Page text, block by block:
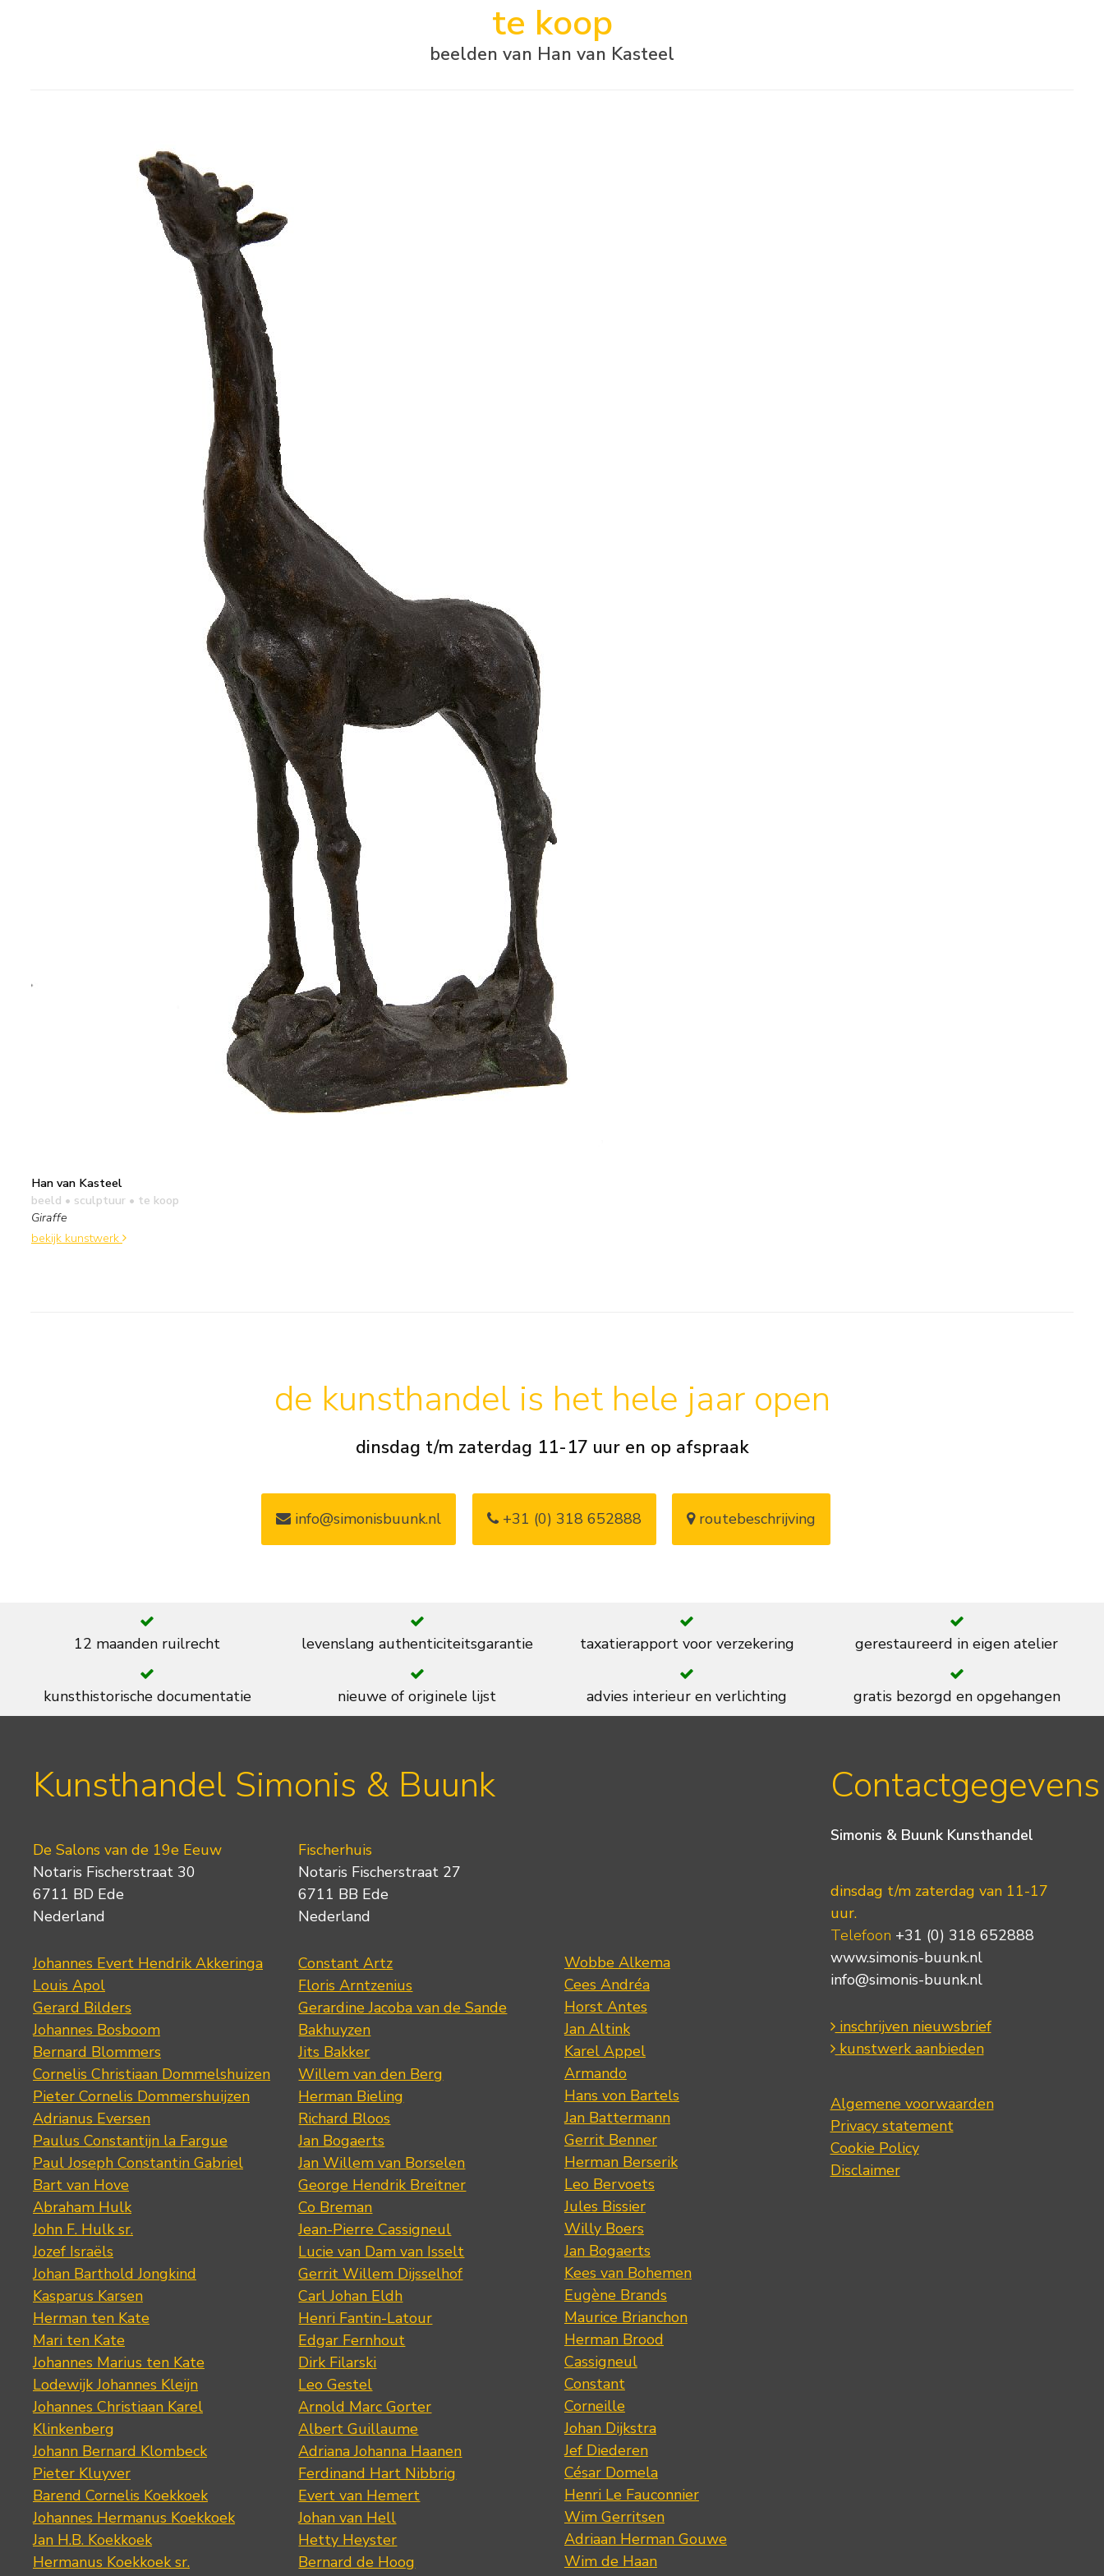
te koop
beelden van Han van Kasteel
Han van Kasteel
beeld • sculptuur • te koop
Giraffe
bekijk kunstwerk
de kunsthandel is het hele jaar open
dinsdag t/m zaterdag 11-17 uur en op afspraak
info@simonisbuunk.nl +31 (0) 318 652888 routebeschrijving
12 maanden ruilrecht levenslang authenticiteitsgarantie taxatierapport voor verzekering gerestaureerd in eigen atelier
kunsthistorische documentatie nieuwe of originele lijst advies interieur en verlichting gratis bezorgd en opgehangen
Kunsthandel Simonis & Buunk
De Salons van de 19e Eeuw
Notaris Fischerstraat 30
6711 BD Ede
Nederland
Johannes Evert Hendrik Akkeringa
Louis Apol
Gerard Bilders
Johannes Bosboom
Bernard Blommers
Cornelis Christiaan Dommelshuizen
Pieter Cornelis Dommershuijzen
Adrianus Eversen
Paulus Constantijn la Fargue
Paul Joseph Constantin Gabriel
Bart van Hove
Abraham Hulk
John F. Hulk sr.
Jozef Israëls
Johan Barthold Jongkind
Kasparus Karsen
Herman ten Kate
Mari ten Kate
Johannes Marius ten Kate
Lodewijk Johannes Kleijn
Johannes Christiaan Karel
Klinkenberg
Johann Bernard Klombeck
Pieter Kluyver
Barend Cornelis Koekkoek
Johannes Hermanus Koekkoek
Jan H.B. Koekkoek
Hermanus Koekkoek sr.
Fischerhuis
Notaris Fischerstraat 27
6711 BB Ede
Nederland
Constant Artz
Floris Arntzenius
Gerardine Jacoba van de Sande
Bakhuyzen
Jits Bakker
Willem van den Berg
Herman Bieling
Richard Bloos
Jan Bogaerts
Jan Willem van Borselen
George Hendrik Breitner
Co Breman
Jean-Pierre Cassigneul
Lucie van Dam van Isselt
Gerrit Willem Dijsselhof
Carl Johan Eldh
Henri Fantin-Latour
Edgar Fernhout
Dirk Filarski
Leo Gestel
Arnold Marc Gorter
Albert Guillaume
Adriana Johanna Haanen
Ferdinand Hart Nibbrig
Evert van Hemert
Johan van Hell
Hetty Heyster
Bernard de Hoog
Wobbe Alkema
Cees Andréa
Horst Antes
Jan Altink
Karel Appel
Armando
Hans von Bartels
Jan Battermann
Gerrit Benner
Herman Berserik
Leo Bervoets
Jules Bissier
Willy Boers
Jan Bogaerts
Kees van Bohemen
Eugène Brands
Maurice Brianchon
Herman Brood
Cassigneul
Constant
Corneille
Johan Dijkstra
Jef Diederen
César Domela
Henri Le Fauconnier
Wim Gerritsen
Adriaan Herman Gouwe
Wim de Haan
Contactgegevens
Simonis & Buunk Kunsthandel
dinsdag t/m zaterdag van 11-17
uur.
Telefoon +31 (0) 318 652888
www.simonis-buunk.nl
info@simonis-buunk.nl
inschrijven nieuwsbrief
kunstwerk aanbieden
Algemene voorwaarden
Privacy statement
Cookie Policy
Disclaimer